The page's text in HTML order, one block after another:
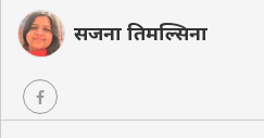
सजना तिमल्सिना